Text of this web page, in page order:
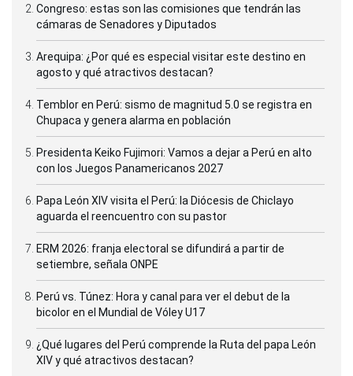
Congreso: estas son las comisiones que tendrán las
cámaras de Senadores y Diputados
Arequipa: ¿Por qué es especial visitar este destino en
agosto y qué atractivos destacan?
Temblor en Perú: sismo de magnitud 5.0 se registra en
Chupaca y genera alarma en población
Presidenta Keiko Fujimori: Vamos a dejar a Perú en alto
con los Juegos Panamericanos 2027
Papa León XIV visita el Perú: la Diócesis de Chiclayo
aguarda el reencuentro con su pastor
ERM 2026: franja electoral se difundirá a partir de
setiembre, señala ONPE
Perú vs. Túnez: Hora y canal para ver el debut de la
bicolor en el Mundial de Vóley U17
¿Qué lugares del Perú comprende la Ruta del papa León
XIV y qué atractivos destacan?